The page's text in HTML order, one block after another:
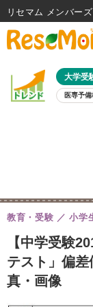
大学受
医専予
【中学受験
テスト」偏
真・画像
教育・受験 小学
リセマム メンバーズ